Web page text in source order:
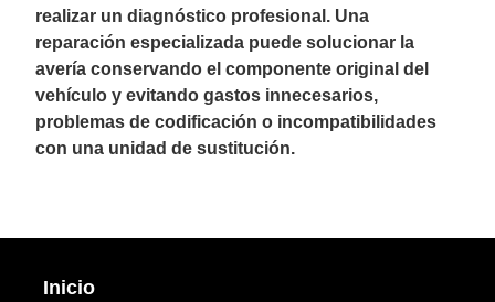
realizar un diagnóstico profesional. Una
reparación especializada puede solucionar la
avería conservando el componente original del
vehículo y evitando gastos innecesarios,
problemas de codificación o incompatibilidades
con una unidad de sustitución.
Inicio